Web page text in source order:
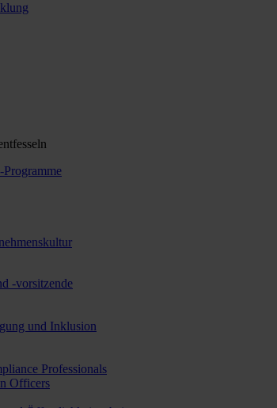
-vorsitzende
und Inklusion
Professionals
Officers